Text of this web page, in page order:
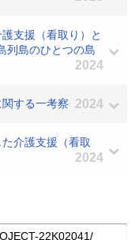
支援（看取り）と
列島のひとつの島
2024
する一考察 2024
介護支援（看取
2024